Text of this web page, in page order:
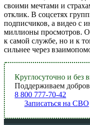
своими мечтами и
отклик. В соцсетях
подписчиков, а видео с
миллионы просмотров.
к самой службе, но и к
сильнее через
Круглосуточно и без
Поддерживаем
8 800 777-70-42
Записаться на СВО